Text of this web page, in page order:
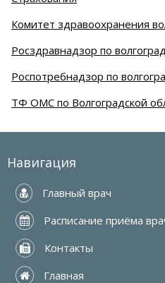
Комитет здравоохранения
Росздравнадзор по
Роспотребнадзор по
ТФ ОМС по Волгоградской
Навигация
Главный врач
Расписание приёма
Контакты
Главная